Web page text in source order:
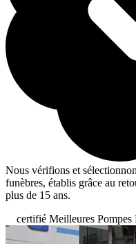
Nous vérifions et
funèbres, établis grâce au
plus de 15 ans.
certifié Meilleures Pompes